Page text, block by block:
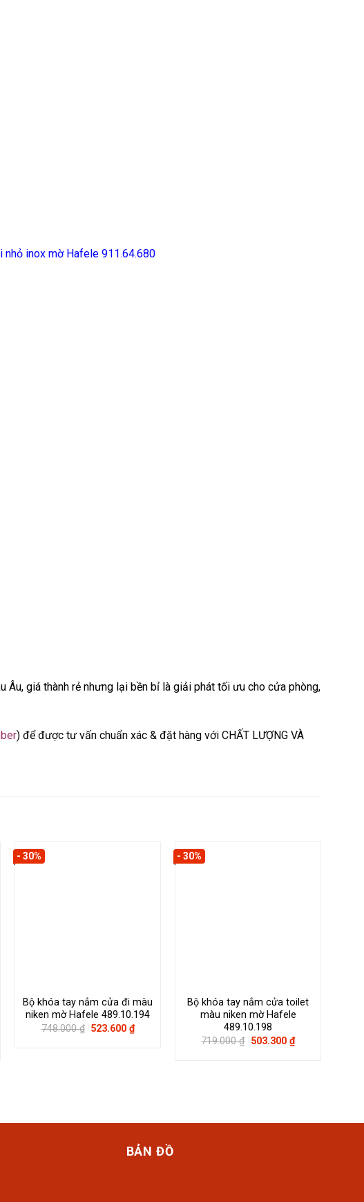
nhỏ inox mờ Hafele 911.64.680
Âu, giá thành rẻ nhưng lại bền bỉ là giải phát tối ưu cho cửa phòng,
) để được tư vấn chuẩn xác & đặt hàng với CHẤT LƯỢNG VÀ
- 30%
Bộ khóa tay nắm cửa đi màu
niken mờ Hafele 489.10.194
748.000₫ Giá
523.600 ₫Giá
hiện
- 30%
Bộ khóa tay nắm cửa toilet
màu niken mờ Hafele
489.10.198
719.000₫ Giá
503.300 ₫Giá
hiện
BẢN ĐỒ